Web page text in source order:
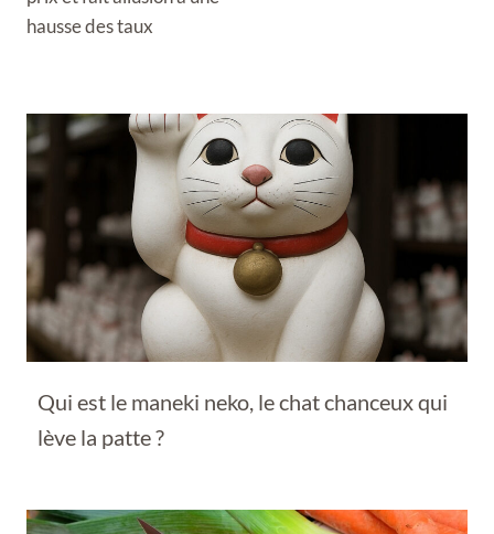
hausse des taux
Qui est le maneki neko, le chat chanceux qui
lève la patte ?